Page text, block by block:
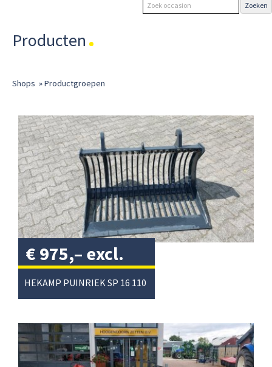
Producten
Shops »Productgroepen
HEKAMP PUINRIEK SP 16 110
€ 975,– excl.
btw/